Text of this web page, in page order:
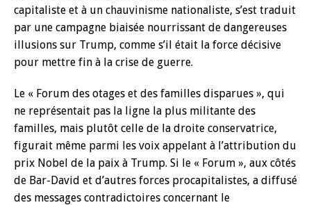
capitaliste et à un chauvinisme nationaliste, s’est traduit
par une campagne biaisée nourrissant de dangereuses
illusions sur Trump, comme s’il était la force décisive
pour mettre fin à la crise de guerre.
Le « Forum des otages et des familles disparues », qui
ne représentait pas la ligne la plus militante des
familles, mais plutôt celle de la droite conservatrice,
figurait même parmi les voix appelant à l’attribution du
prix Nobel de la paix à Trump. Si le « Forum », aux côtés
de Bar-David et d’autres forces procapitalistes, a diffusé
des messages contradictoires concernant le